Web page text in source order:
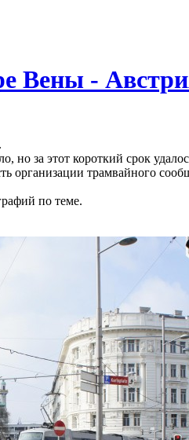
Вены -
за этот короткий срок
организации трамвайного
по теме.